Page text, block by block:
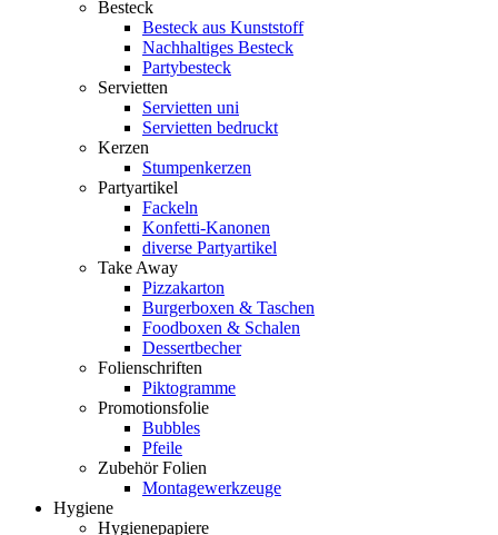
Besteck
Besteck aus Kunststoff
Nachhaltiges Besteck
Partybesteck
Servietten
Servietten uni
Servietten bedruckt
Kerzen
Stumpenkerzen
Partyartikel
Fackeln
Konfetti-Kanonen
diverse Partyartikel
Take Away
Pizzakarton
Burgerboxen & Taschen
Foodboxen & Schalen
Dessertbecher
Folienschriften
Piktogramme
Promotionsfolie
Bubbles
Pfeile
Zubehör Folien
Montagewerkzeuge
Hygiene
Hygienepapiere